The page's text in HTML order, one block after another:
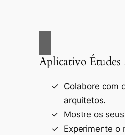
Aplicativo Études
Colabore com
arquitetos.
Mostre os
Experimente o